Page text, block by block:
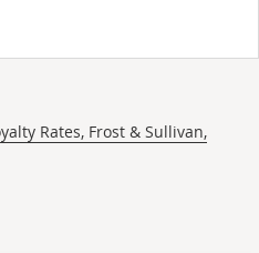
Rates, Frost & Sullivan,